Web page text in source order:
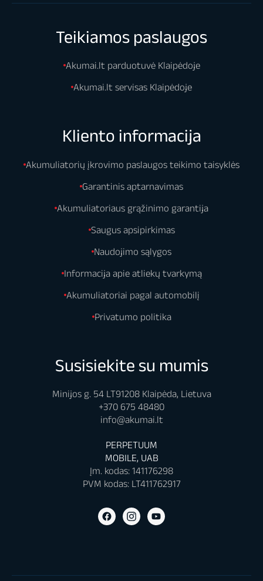
Teikiamos paslaugos
Akumai.lt parduotuvė Klaipėdoje
Akumai.lt servisas Klaipėdoje
Kliento informacija
Akumuliatorių įkrovimo paslaugos teikimo taisyklės
Garantinis aptarnavimas
Akumuliatoriaus grąžinimo garantija
Saugus apsipirkimas
Naudojimo sąlygos
Informacija apie atliekų tvarkymą
Akumuliatoriai pagal automobilį
Privatumo politika
Susisiekite su mumis
Minijos g. 54 LT91208 Klaipėda, Lietuva
+370 675 48480
info@akumai.lt
PERPETUUM
MOBILE, UAB
Įm. kodas: 141176298
PVM kodas: LT411762917